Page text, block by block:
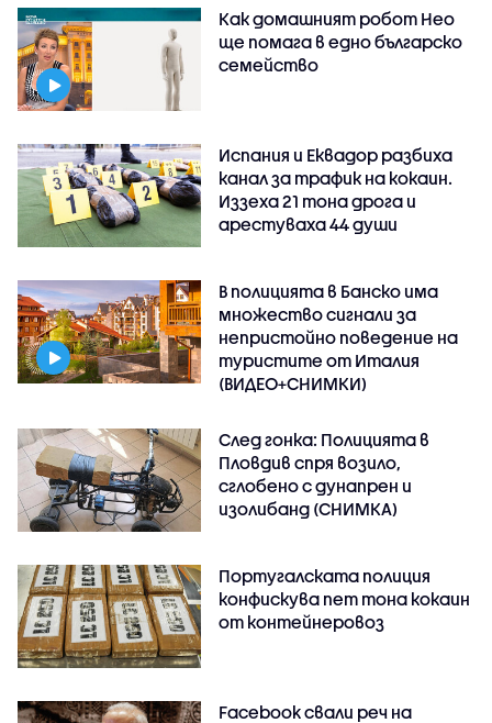
Как домашният робот Нео
ще помага в едно българско
семейство
Испания и Еквадор разбиха
канал за трафик на кокаин.
Иззеха 21 тона дрога и
арестуваха 44 души
В полицията в Банско има
множество сигнали за
непристойно поведение на
туристите от Италия
(ВИДЕО+СНИМКИ)
След гонка: Полицията в
Пловдив спря возило,
сглобено с дунапрен и
изолибанд (СНИМКА)
Португалската полиция
конфискува пет тона кокаин
от контейнеровоз
Facebook свали реч на